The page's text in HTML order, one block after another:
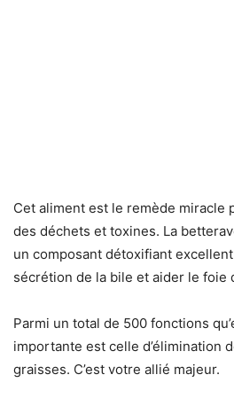
Cet aliment est le remède miracle
des déchets et toxines. La
un composant détoxifiant
sécrétion de la bile et aider le foie
Parmi un total de 500 fonctions
importante est celle d’élimination
graisses. C’est votre allié majeur.